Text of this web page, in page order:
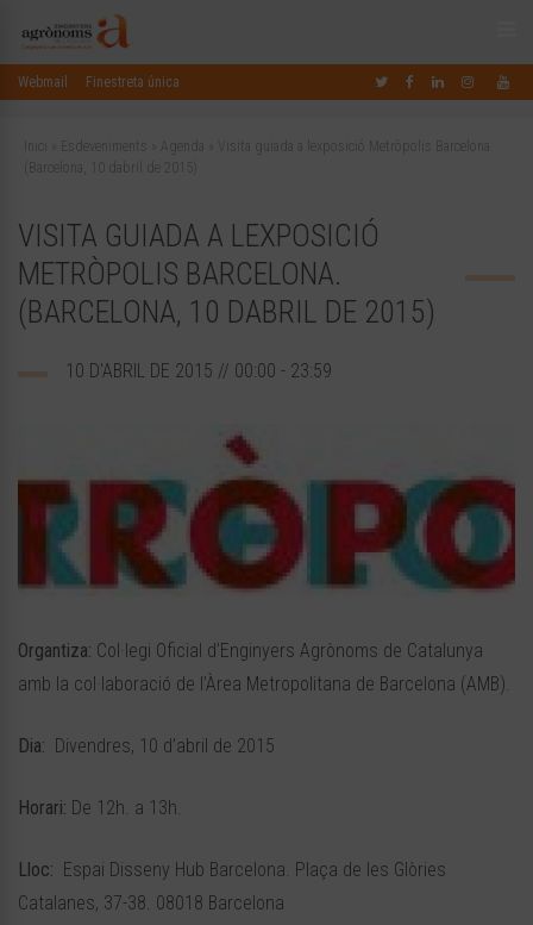
Webmail Finestreta única
Inici Esdeveniments Agenda
Visita guiada a lexposició Metròpolis Barcelona.
(Barcelona, 10 dabril de 2015)
VISITA GUIADA A LEXPOSICIÓ
METRÒPOLIS BARCELONA.
(BARCELONA, 10 DABRIL DE 2015)
10 D'ABRIL DE 2015 // 00:00 - 23:59
Organtiza: Col·legi Oficial d’Enginyers Agrònoms de Catalunya
amb la col·laboració de l’Àrea Metropolitana de Barcelona (AMB).
Dia: Divendres, 10 d’abril de 2015
Horari: De 12h. a 13h.
Lloc: Espai Disseny Hub Barcelona. Plaça de les Glòries
Catalanes, 37-38. 08018 Barcelona